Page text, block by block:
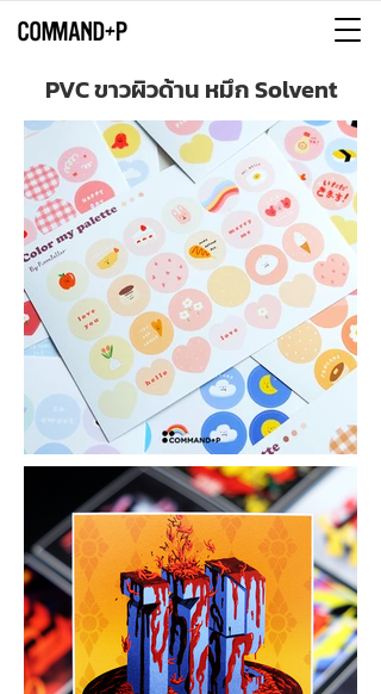
PVC ขาวผิวด้าน หมึก Solvent